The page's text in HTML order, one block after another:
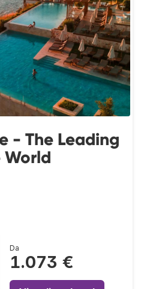
- The Leading
World
Da
1.073 €